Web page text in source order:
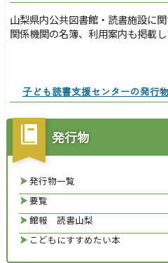
山梨県内公共図書館・読書施設に
関係機関の名簿、利用案内も掲載
子ども読書支援センターの発行
発行物
発行物一覧
要覧
館報 読書山梨
こどもにすすめたい本